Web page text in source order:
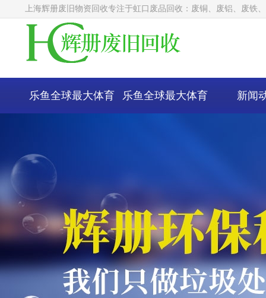
上海辉册废旧物资回收专注于虹口废品回收：废铜、废铝、废铁
乐鱼全球最大体育 乐鱼全球最大体育 新闻